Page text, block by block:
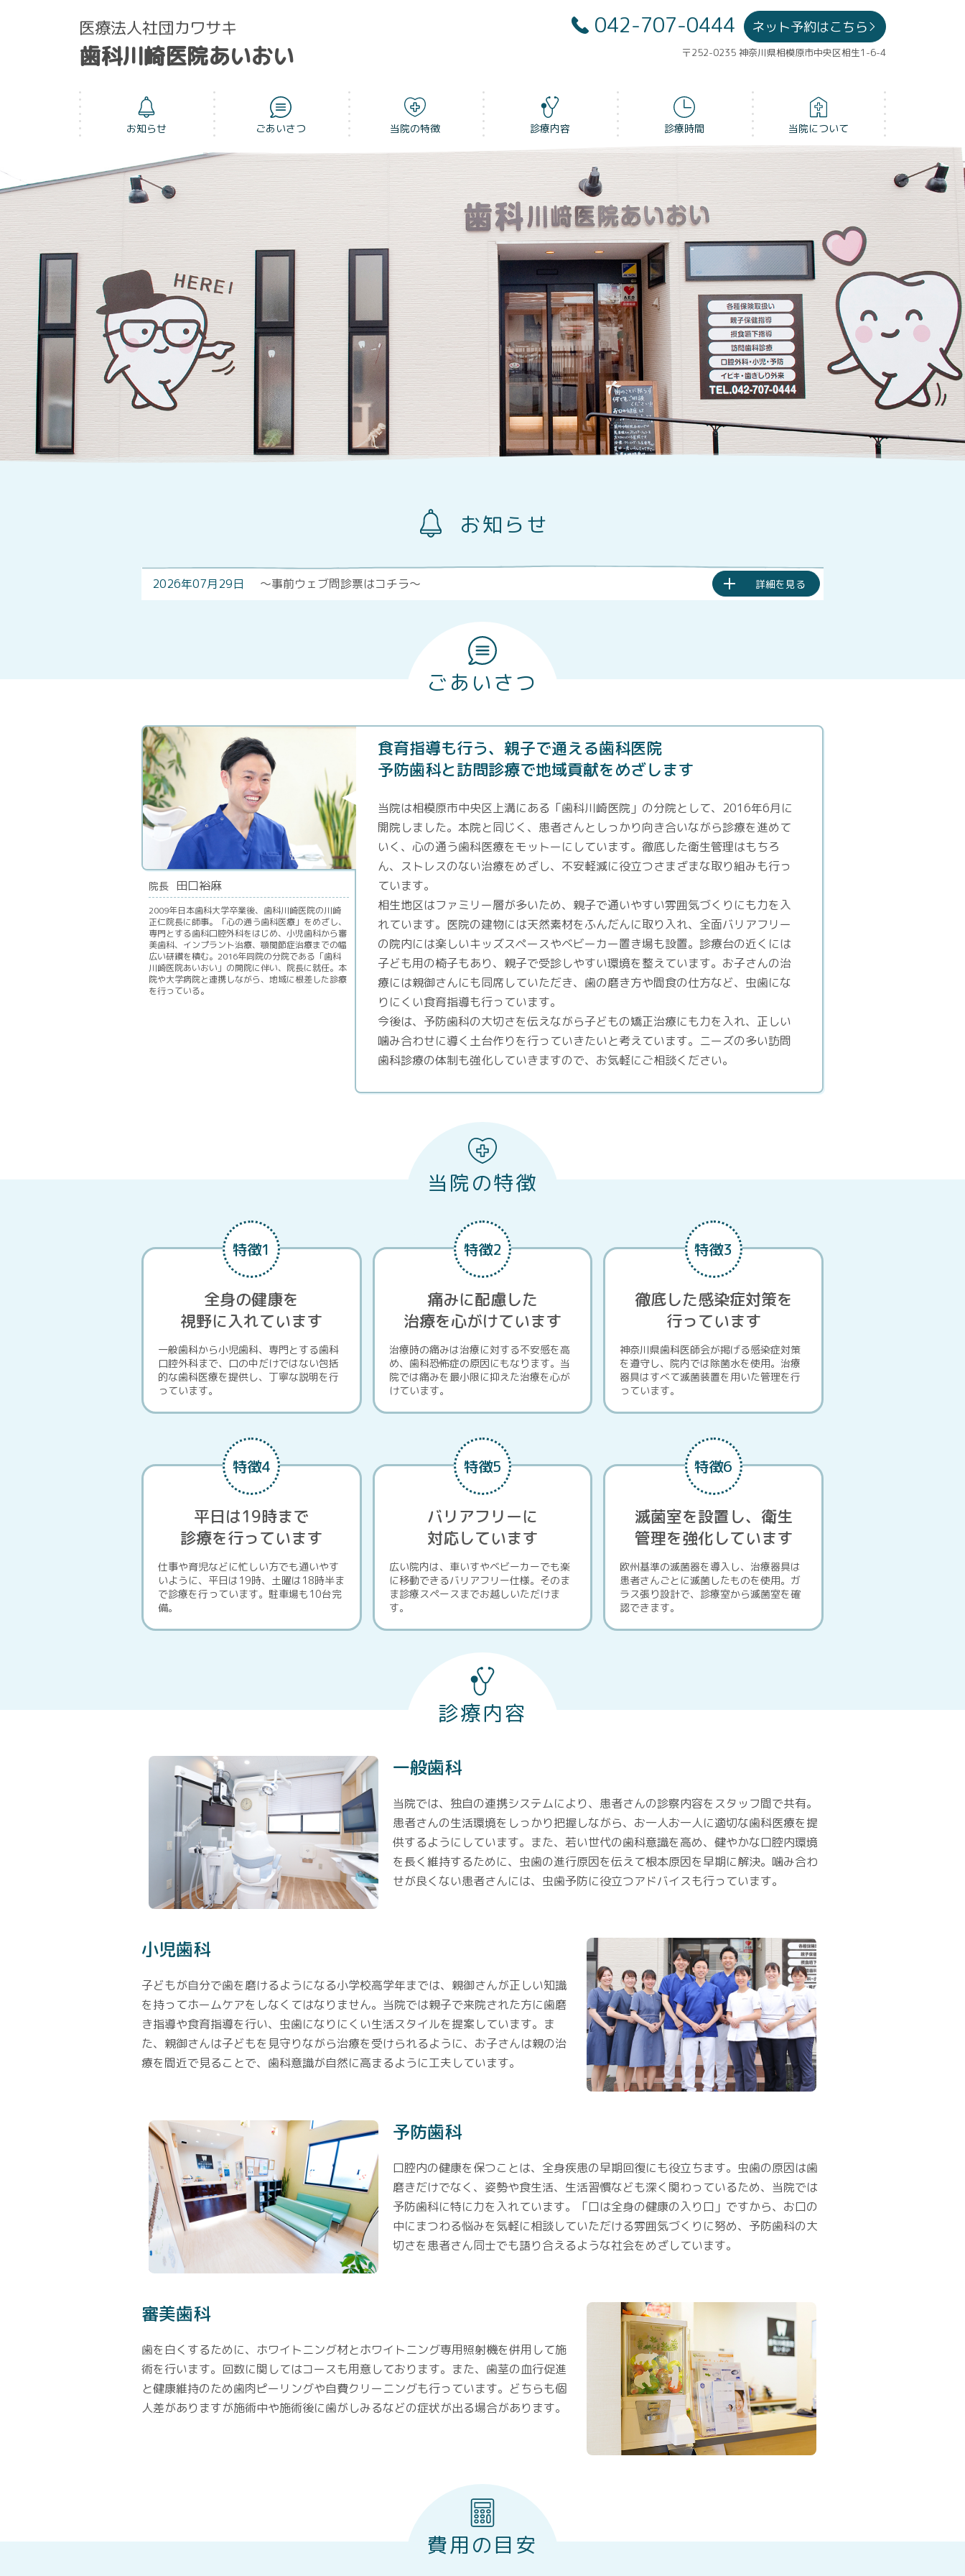
医療法人社団カワサキ
歯科川崎医院あいおい
042-707-0444
〒252-0235 神奈川県相模原市中央区相生1-6-4
ネット予約はこちら
お知らせ ごあいさつ 当院の特徴 診療内容 診療時間 当院について
お知らせ
2026年07月29日 ～事前ウェブ問診票はコチラ～ 詳細を見る
ごあいさつ
院長 田口裕麻
2009年日本歯科大学卒業後、歯科川崎医院の川崎
正仁院長に師事。「心の通う歯科医療」をめざし、
専門とする歯科口腔外科をはじめ、小児歯科から審
美歯科、インプラント治療、顎関節症治療までの幅
広い研鑽を積む。2016年同院の分院である「歯科
川崎医院あいおい」の開院に伴い、院長に就任。本
院や大学病院と連携しながら、地域に根差した診療
を行っている。
食育指導も行う、親子で通える歯科医院
予防歯科と訪問診療で地域貢献をめざします
当院は相模原市中央区上溝にある「歯科川崎医院」の分院として、2016年6月に
開院しました。本院と同じく、患者さんとしっかり向き合いながら診療を進めて
いく、心の通う歯科医療をモットーにしています。徹底した衛生管理はもちろ
ん、ストレスのない治療をめざし、不安軽減に役立つさまざまな取り組みも行っ
ています。
相生地区はファミリー層が多いため、親子で通いやすい雰囲気づくりにも力を入
れています。医院の建物には天然素材をふんだんに取り入れ、全面バリアフリー
の院内には楽しいキッズスペースやベビーカー置き場も設置。診療台の近くには
子ども用の椅子もあり、親子で受診しやすい環境を整えています。お子さんの治
療には親御さんにも同席していただき、歯の磨き方や間食の仕方など、虫歯にな
りにくい食育指導も行っています。
今後は、予防歯科の大切さを伝えながら子どもの矯正治療にも力を入れ、正しい
噛み合わせに導く土台作りを行っていきたいと考えています。ニーズの多い訪問
歯科診療の体制も強化していきますので、お気軽にご相談ください。
当院の特徴
特徴1
全身の健康を
視野に入れています
一般歯科から小児歯科、専門とする歯科
口腔外科まで、口の中だけではない包括
的な歯科医療を提供し、丁寧な説明を行
っています。
特徴2
痛みに配慮した
治療を心がけています
治療時の痛みは治療に対する不安感を高
め、歯科恐怖症の原因にもなります。当
院では痛みを最小限に抑えた治療を心が
けています。
特徴3
徹底した感染症対策を
行っています
神奈川県歯科医師会が掲げる感染症対策
を遵守し、院内では除菌水を使用。治療
器具はすべて滅菌装置を用いた管理を行
っています。
特徴4
平日は19時まで
診療を行っています
仕事や育児などに忙しい方でも通いやす
いように、平日は19時、土曜は18時半ま
で診療を行っています。駐車場も10台完
備。
特徴5
バリアフリーに
対応しています
広い院内は、車いすやベビーカーでも楽
に移動できるバリアフリー仕様。そのま
ま診療スペースまでお越しいただけま
す。
特徴6
滅菌室を設置し、衛生
管理を強化しています
欧州基準の滅菌器を導入し、治療器具は
患者さんごとに滅菌したものを使用。ガ
ラス張り設計で、診療室から滅菌室を確
認できます。
診療内容
一般歯科
当院では、独自の連携システムにより、患者さんの診察内容をスタッフ間で共有。
患者さんの生活環境をしっかり把握しながら、お一人お一人に適切な歯科医療を提
供するようにしています。また、若い世代の歯科意識を高め、健やかな口腔内環境
を長く維持するために、虫歯の進行原因を伝えて根本原因を早期に解決。噛み合わ
せが良くない患者さんには、虫歯予防に役立つアドバイスも行っています。
小児歯科
子どもが自分で歯を磨けるようになる小学校高学年までは、親御さんが正しい知識
を持ってホームケアをしなくてはなりません。当院では親子で来院された方に歯磨
き指導や食育指導を行い、虫歯になりにくい生活スタイルを提案しています。ま
た、親御さんは子どもを見守りながら治療を受けられるように、お子さんは親の治
療を間近で見ることで、歯科意識が自然に高まるように工夫しています。
予防歯科
口腔内の健康を保つことは、全身疾患の早期回復にも役立ちます。虫歯の原因は歯
磨きだけでなく、姿勢や食生活、生活習慣なども深く関わっているため、当院では
予防歯科に特に力を入れています。「口は全身の健康の入り口」ですから、お口の
中にまつわる悩みを気軽に相談していただける雰囲気づくりに努め、予防歯科の大
切さを患者さん同士でも語り合えるような社会をめざしています。
審美歯科
歯を白くするために、ホワイトニング材とホワイトニング専用照射機を併用して施
術を行います。回数に関してはコースも用意しております。また、歯茎の血行促進
と健康維持のため歯肉ピーリングや自費クリーニングも行っています。どちらも個
人差がありますが施術中や施術後に歯がしみるなどの症状が出る場合があります。
費用の目安